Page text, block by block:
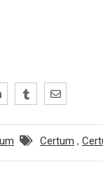
Certum ,